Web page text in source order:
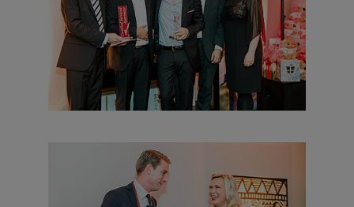
groß und großartig